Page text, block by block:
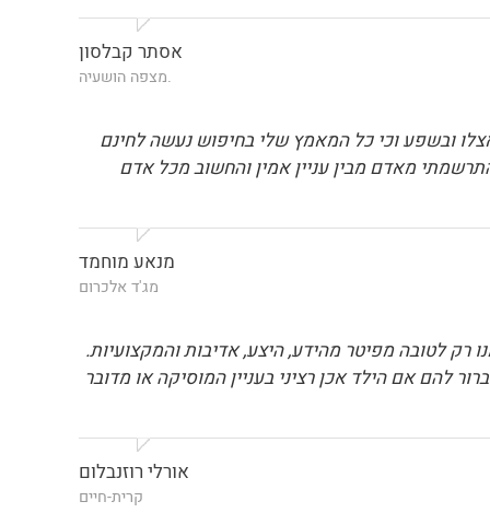
אסתר קבלסון
.מצפה הושעיה
ובשפע וכי כל המאמץ שלי בחיפוש נעשה לחינם
מאדם מבין עניין אמין והחשוב מכל אדם
מנאע מוחמד
מג'ד אלכרום
לטובה מפיטר מהידע, היצע, אדיבות והמקצועיות.
להם אם הילד אכן רציני בעניין המוסיקה או מדובר
אורלי רוזנבלום
קרית-חיים